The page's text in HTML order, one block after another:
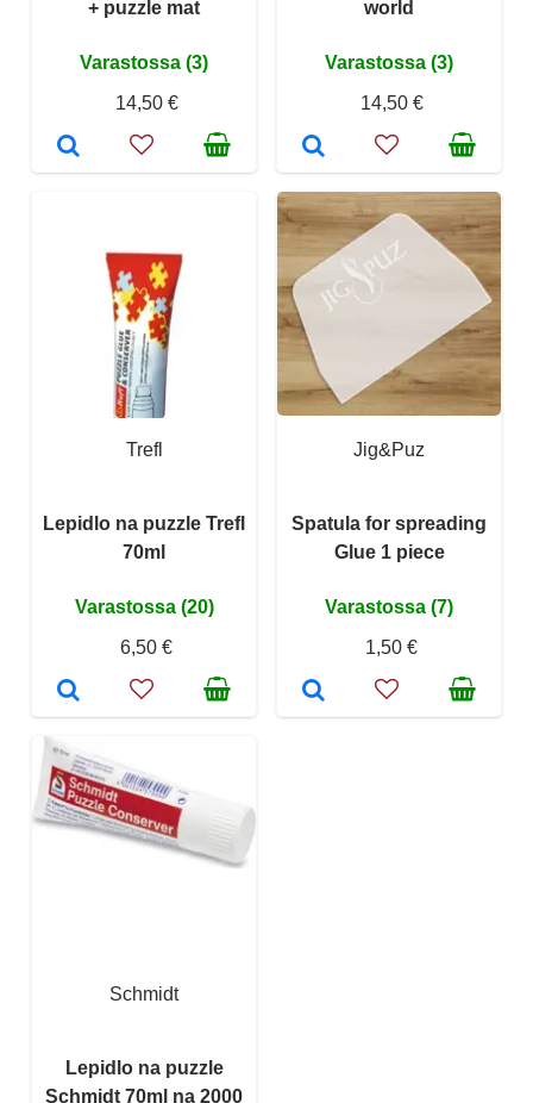
+ puzzle mat
Varastossa (3)
14,50 €
world
Varastossa (3)
14,50 €
Trefl
Lepidlo na puzzle Trefl
70ml
Varastossa (20)
6,50 €
Jig&Puz
Spatula for spreading
Glue 1 piece
Varastossa (7)
1,50 €
Schmidt
Lepidlo na puzzle
Schmidt 70ml na 2000